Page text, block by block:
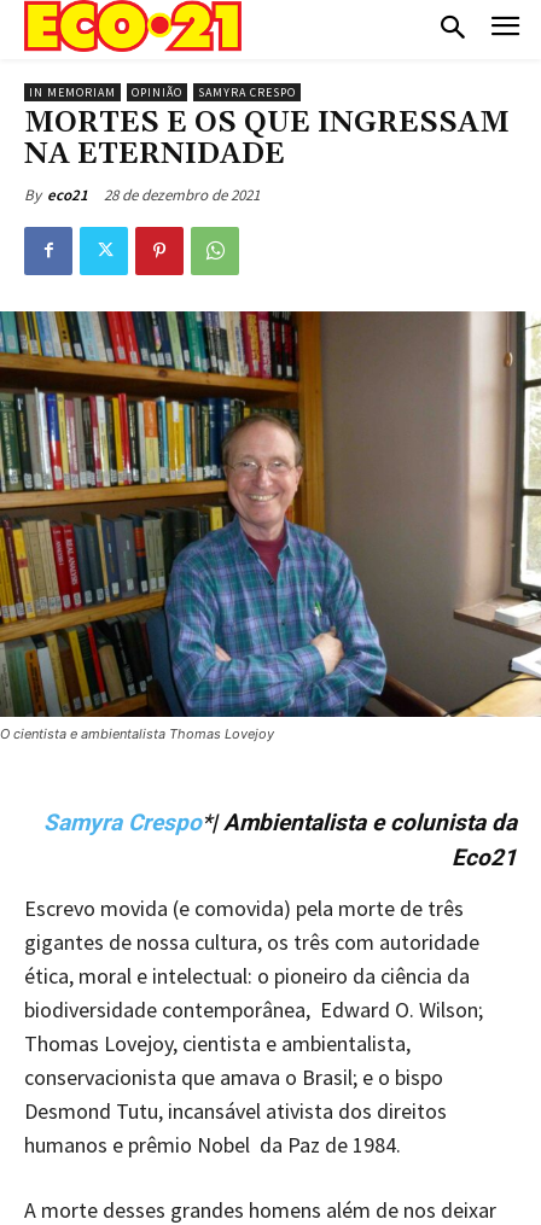
IN MEMORIAM OPINIÃO SAMYRA CRESPO
MORTES E OS QUE INGRESSAM
NA ETERNIDADE
By eco21 28 de dezembro de 2021
O cientista e ambientalista Thomas Lovejoy
Samyra Crespo*| Ambientalista e colunista da
Eco21
Escrevo movida (e comovida) pela morte de três
gigantes de nossa cultura, os três com autoridade
ética, moral e intelectual: o pioneiro da ciência da
biodiversidade contemporânea, Edward O. Wilson;
Thomas Lovejoy, cientista e ambientalista,
conservacionista que amava o Brasil; e o bispo
Desmond Tutu, incansável ativista dos direitos
humanos e prêmio Nobel da Paz de 1984.
A morte desses grandes homens além de nos deixar